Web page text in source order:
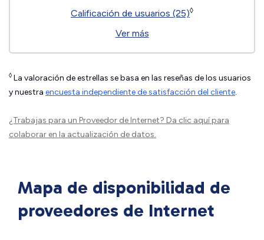
Calificación de usuarios (25)◊
Ver más
◊ La valoración de estrellas se basa en las reseñas de los usuarios
y nuestra encuesta independiente de satisfacción del cliente.
¿Trabajas para un Proveedor de Internet? Da clic aquípara
colaborar en la actualización de datos.
Mapa de disponibilidad de
proveedores de Internet